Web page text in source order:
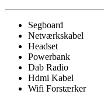
Segboard
Netværkskabel
Headset
Powerbank
Dab Radio
Hdmi Kabel
Wifi Forstærker